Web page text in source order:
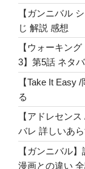
【ガンニバル
じ 解説 感想
【ウォーキン
3】第5話 ネタ
【Take It Easy
る
【アドレセン
バレ 詳しいあ
【ガンニバル
漫画との違い